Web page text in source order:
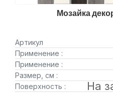
Мозайка
Артикул
Применение :
Применение :
Размер, см :
Поверхность :
На